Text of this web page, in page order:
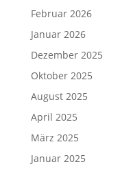
Februar 2026
Januar 2026
Dezember 2025
Oktober 2025
August 2025
April 2025
März 2025
Januar 2025